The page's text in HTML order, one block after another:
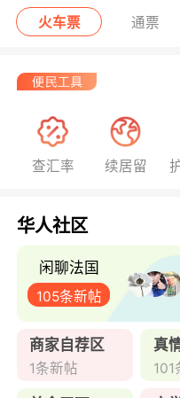
火车票 通票
查汇率 续居留
华人社区
闲聊法国
105条新帖
商家自荐区
1条新帖
真
101